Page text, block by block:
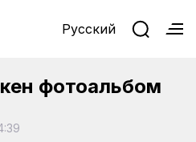
Русский
фотоальбом